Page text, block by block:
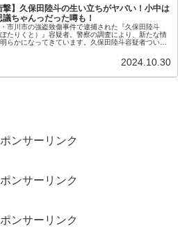
撃】久保田陸斗の生い立ちがヤバい！小中は
議ちゃんっだった噂も！
市川市の強盗致傷事件で逮捕された『久保田陸斗
ぼたりくと）』容疑者。警察の調査により、新たな情
らかになってきています。久保田陸斗容疑者ついて
2024.10.30
ンサーリンク
ンサーリンク
ンサーリンク